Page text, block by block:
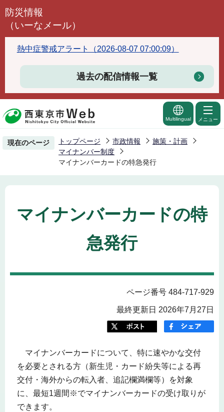
こ
頭
で
防災情報
（いーなメール）
熱中症警戒アラート（2026-08-07 07:00:09）
過去の配信情報一覧
Multilingual メニュー
現在のページ トップページ 市政情報
施策・計画
マイナンバー制度
マイナンバーカードの特急発行
マイナンバーカードの特
急発行
ページ番号 484-717-929
最終更新日 2026年7月27日
マイナンバーカードについて、特に速やかな交付
を必要とされる方（新生児・カード紛失等による再
交付・海外からの転入者、追記欄満欄等）を対象
に、最短1週間※でマイナンバーカードの受け取りが
できます。